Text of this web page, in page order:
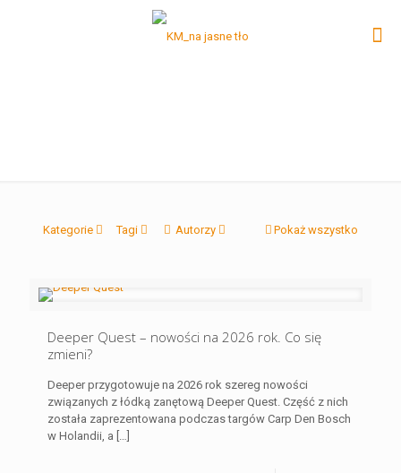
Kategorie Tagi Autorzy Pokaż wszystko
Deeper Quest – nowości na 2026 rok. Co się
zmieni?
Deeper przygotowuje na 2026 rok szereg nowości
związanych z łódką zanętową Deeper Quest. Część z nich
została zaprezentowana podczas targów Carp Den Bosch
w Holandii, a […]